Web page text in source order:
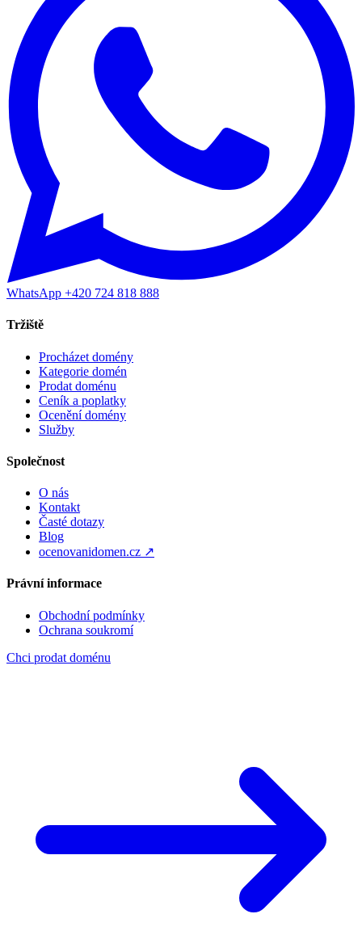
WhatsApp +420 724 818 888
Tržiště
Procházet domény
Kategorie domén
Prodat doménu
Ceník a poplatky
Ocenění domény
Služby
Společnost
O nás
Kontakt
Časté dotazy
Blog
ocenovanidomen.cz ↗
Právní informace
Obchodní podmínky
Ochrana soukromí
Chci prodat doménu